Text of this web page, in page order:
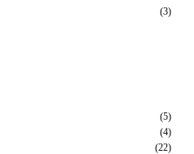
(3)
(5)
(4)
(22)